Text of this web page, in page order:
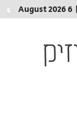
6 August 2026